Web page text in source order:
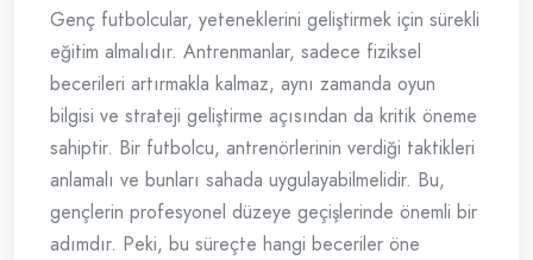
Genç futbolcular, yeteneklerini geliştirmek için sürekli
eğitim almalıdır. Antrenmanlar, sadece fiziksel
becerileri artırmakla kalmaz, aynı zamanda oyun
bilgisi ve strateji geliştirme açısından da kritik öneme
sahiptir. Bir futbolcu, antrenörlerinin verdiği taktikleri
anlamalı ve bunları sahada uygulayabilmelidir. Bu,
gençlerin profesyonel düzeye geçişlerinde önemli bir
adımdır. Peki, bu süreçte hangi beceriler öne